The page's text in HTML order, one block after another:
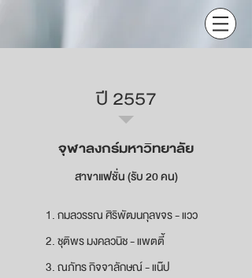
ปี 2557
จุฬาลงกร์มหาวิทยาลัย
สาขาแฟชั่น (รับ 20 คน)
1. กมลวรรณ ศิริพัฒนกุลขจร - แวว
2. ชุติพร มงคลวนิช - แพตตี้
3. ณภัทร กิจจาลักษณ์ - แน๊ป